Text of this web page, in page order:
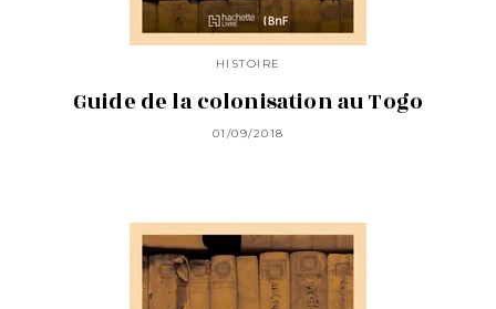
HISTOIRE
Guide de la colonisation au Togo
01/09/2018